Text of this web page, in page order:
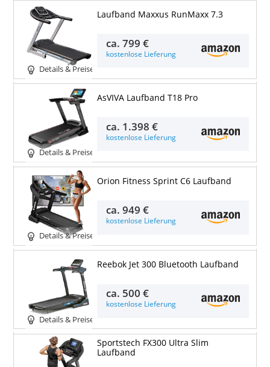
Details & Preise
Laufband Maxxus RunMaxx 7.3
ca.799 €
kostenlose Lieferung
Details & Preise
AsVIVA Laufband T18 Pro
ca. 1.398 €
kostenlose Lieferung
Details & Preise
Orion Fitness Sprint C6 Laufband
ca.949 €
kostenlose Lieferung
Details & Preise
Reebok Jet 300 Bluetooth Laufband
ca. 500 €
kostenlose Lieferung
Sportstech FX300 Ultra Slim
Laufband